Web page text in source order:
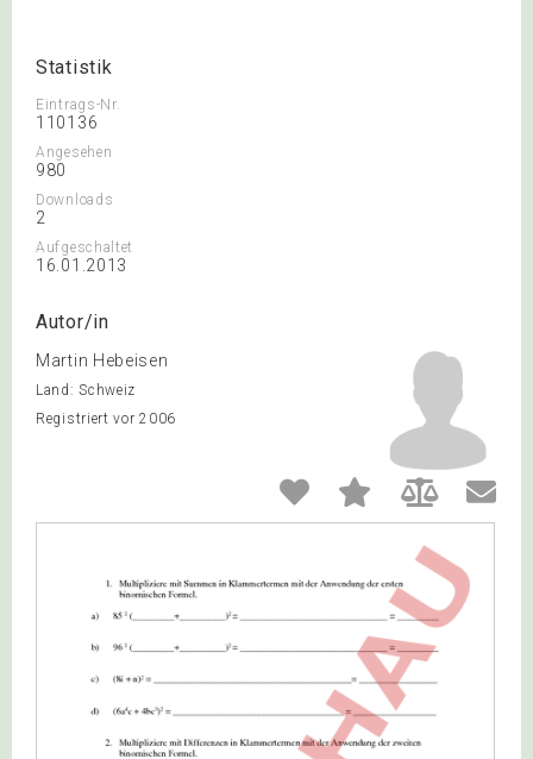
Statistik
Eintrags-Nr.
110136
Angesehen
980
Downloads
2
Aufgeschaltet
16.01.2013
Autor/in
Martin Hebeisen
Land: Schweiz
Registriert vor 2006